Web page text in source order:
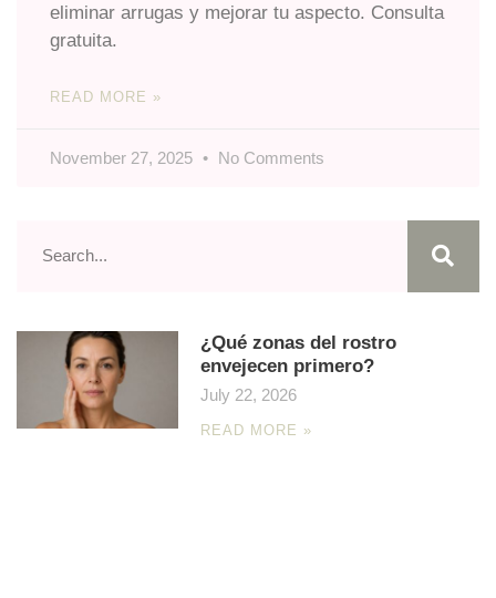
eliminar arrugas y mejorar tu aspecto. Consulta
gratuita.
READ MORE »
November 27, 2025 No Comments
¿Qué zonas del rostro
envejecen primero?
July 22, 2026
READ MORE »